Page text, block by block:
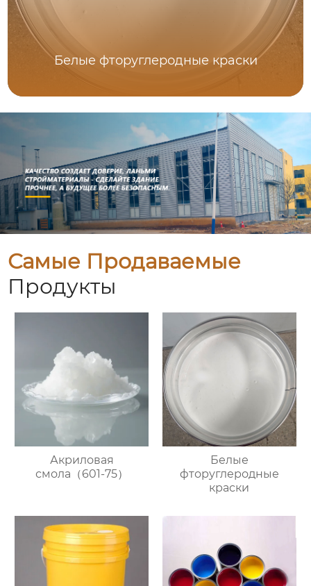
Белые фторуглеродные краски
Самые Продаваемые
Продукты
Акриловая
смола（601-75）
Белые
фторуглеродные
краски